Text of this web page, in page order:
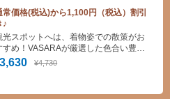
常価格(税込)から1,100円（税込）割引
♪
3,630 ¥4,730
光スポットへは、着物姿での散策がお
すめ！VASARAが厳選した色合い豊か
着物からお好みの一着をお楽しみくだ
さい。手ぶらでOK！着付け・ヘアセット